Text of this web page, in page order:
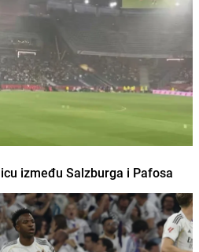
između Salzburga i Pafosa